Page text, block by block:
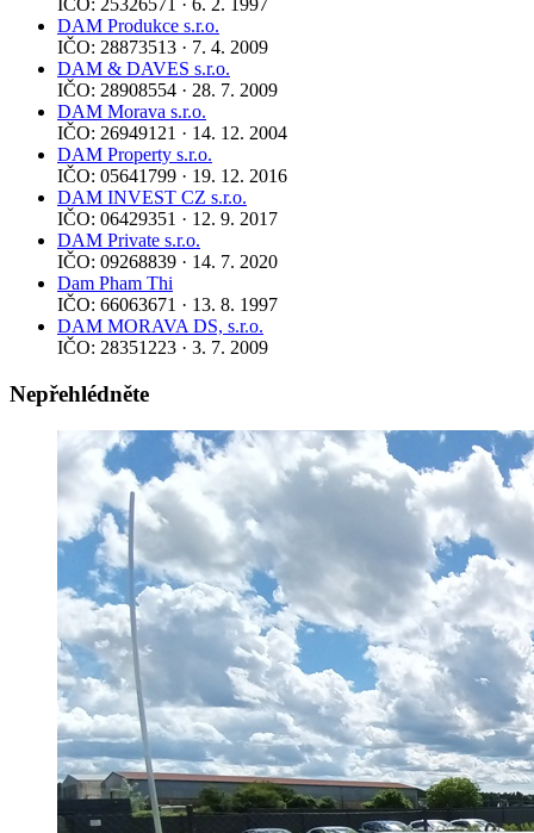
IČO: 25326571 · 6. 2. 1997
DAM Produkce s.r.o.
IČO: 28873513 · 7. 4. 2009
DAM & DAVES s.r.o.
IČO: 28908554 · 28. 7. 2009
DAM Morava s.r.o.
IČO: 26949121 · 14. 12. 2004
DAM Property s.r.o.
IČO: 05641799 · 19. 12. 2016
DAM INVEST CZ s.r.o.
IČO: 06429351 · 12. 9. 2017
DAM Private s.r.o.
IČO: 09268839 · 14. 7. 2020
Dam Pham Thi
IČO: 66063671 · 13. 8. 1997
DAM MORAVA DS, s.r.o.
IČO: 28351223 · 3. 7. 2009
Nepřehlédněte